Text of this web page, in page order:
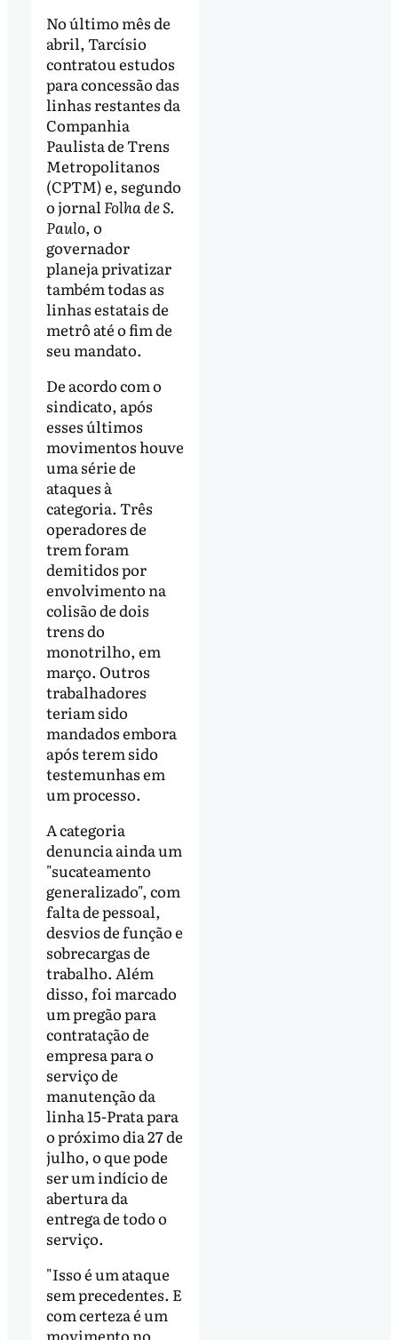
No último mês de
abril, Tarcísio
contratou estudos
para concessão das
linhas restantes da
Companhia
Paulista de Trens
Metropolitanos
(CPTM) e, segundo
o jornal Folha de S.
Paulo, o
governador
planeja privatizar
também todas as
linhas estatais de
metrô até o fim de
seu mandato.
De acordo com o
sindicato, após
esses últimos
movimentos houve
uma série de
ataques à
categoria. Três
operadores de
trem foram
demitidos por
envolvimento na
colisão de dois
trens do
monotrilho, em
março. Outros
trabalhadores
teriam sido
mandados embora
após terem sido
testemunhas em
um processo.
A categoria
denuncia ainda um
"sucateamento
generalizado", com
falta de pessoal,
desvios de função e
sobrecargas de
trabalho. Além
disso, foi marcado
um pregão para
contratação de
empresa para o
serviço de
manutenção da
linha 15-Prata para
o próximo dia 27 de
julho, o que pode
ser um indício de
abertura da
entrega de todo o
serviço.
"Isso é um ataque
sem precedentes. E
com certeza é um
movimento no